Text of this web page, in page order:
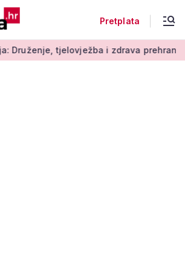
Pretplata
i zdrava prehrana za umirovljenike